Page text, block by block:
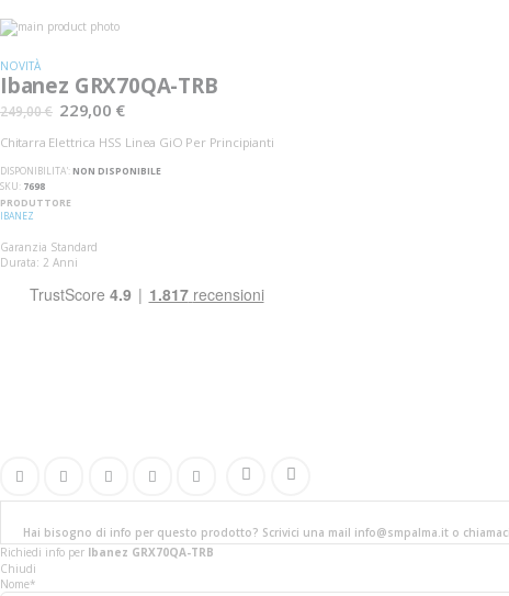
Vai
alla
della
galleria
immagini
all'inizio
della
galleria
di
immagini
NOVITÀ
Ibanez GRX70QA-TRB
249,00 € 229,00 €
Chitarra Elettrica HSS Linea GiO Per Principianti
DISPONIBILITA':NON DISPONIBILE
SKU 7698
PRODUTTORE
IBANEZ
Garanzia Standard
Durata: 2 Anni
Hai bisogno di info per questo prodotto? Scrivici una mail info@smpalma.it o
Richiedi info per Ibanez GRX70QA-TRB
Chiudi
Nome*